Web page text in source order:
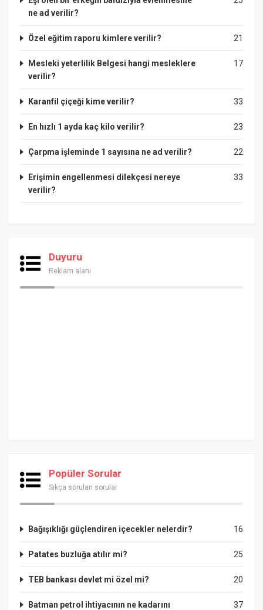
ne ad verilir?
21
Özel eğitim raporu kimlere verilir?
17
Mesleki yeterlilik Belgesi hangi mesleklere
verilir?
33
Karanfil çiçeği kime verilir?
23
En hızlı 1 ayda kaç kilo verilir?
22
Çarpma işleminde 1 sayısına ne ad verilir?
33
Erişimin engellenmesi dilekçesi nereye
verilir?
Duyuru
Reklam alanı
Popüler Sorular
Sıkça sorulan sorular
16
Bağışıklığı güçlendiren içecekler nelerdir?
25
Patates buzluğa atılır mi?
20
TEB bankası devlet mi özel mi?
37
Batman petrol ihtiyacının ne kadarını